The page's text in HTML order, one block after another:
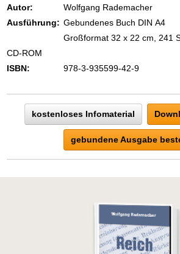
eins ist todsicher:
Zeigen Sie mit der
Autor:
Wolfgang Rademacher
Ausführung: Gebundenes Buch DIN A4
Großformat 32 x 22 cm, 241
CD-ROM
ISBN:
978-3-935599-42-9
kostenloses Infomaterial
gebundene Ausgabe